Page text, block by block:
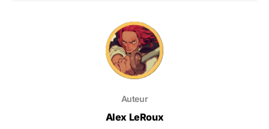
Auteur
Alex LeRoux